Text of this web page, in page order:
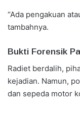
“Ada pengakuan
tambahnya.
Bukti Forensik
Radiet berdalih,
kejadian. Namun,
dan sepeda motor